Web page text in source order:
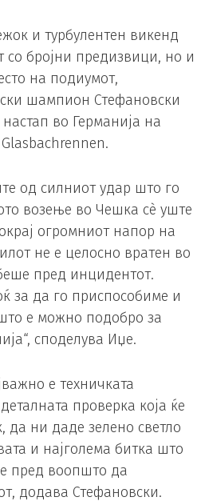
и турбулентен викенд
со бројни предизвици, но и
на подиумот,
шампион Стефановски
во Германија на
од силниот удар што го
возење во Чешка сѐ уште
огромниот напор на
не е целосно вратен во
пред инцидентот.
за да го приспособиме и
е можно подобро за
споделува Иџе.
е техничката
проверка која ќе
да ни даде зелено светло
и најголема битка што
пред воопшто да
додава Стефановски.